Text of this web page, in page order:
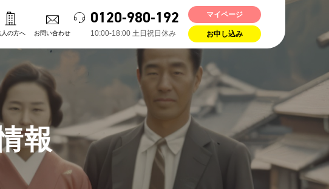
0120-980-192
10:00-18:00 ⼟⽇祝⽇休み
マイページ
お申し込み
人の方へ お問い合わせ
報